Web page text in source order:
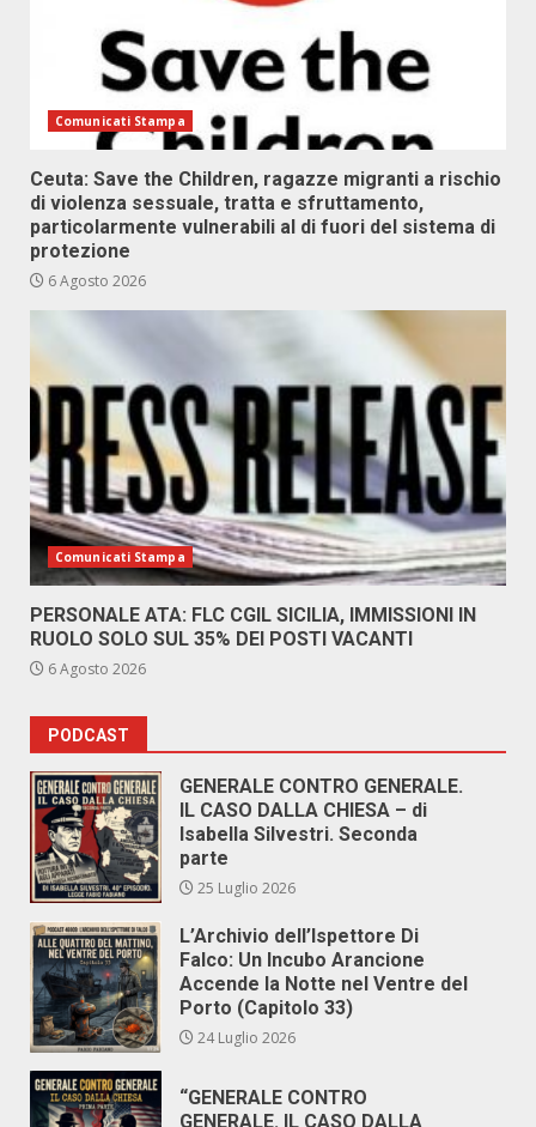
Comunicati Stampa
Ceuta: Save the Children, ragazze migranti a rischio
di violenza sessuale, tratta e sfruttamento,
particolarmente vulnerabili al di fuori del sistema di
protezione
6 Agosto 2026
Comunicati Stampa
PERSONALE ATA: FLC CGIL SICILIA, IMMISSIONI IN
RUOLO SOLO SUL 35% DEI POSTI VACANTI
6 Agosto 2026
PODCAST
GENERALE CONTRO GENERALE.
IL CASO DALLA CHIESA – di
Isabella Silvestri. Seconda
parte
25 Luglio 2026
L’Archivio dell’Ispettore Di
Falco: Un Incubo Arancione
Accende la Notte nel Ventre del
Porto (Capitolo 33)
24 Luglio 2026
“GENERALE CONTRO
GENERALE. IL CASO DALLA